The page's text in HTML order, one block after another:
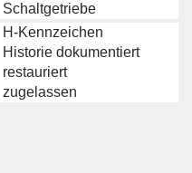
Schaltgetriebe
H-Kennzeichen
Historie dokumentiert
restauriert
zugelassen